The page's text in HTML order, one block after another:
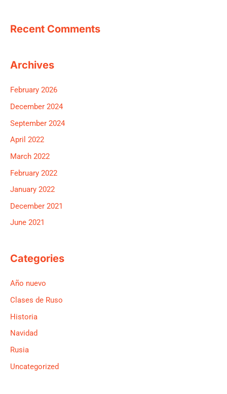
Recent Comments
Archives
February 2026
December 2024
September 2024
April 2022
March 2022
February 2022
January 2022
December 2021
June 2021
Categories
Año nuevo
Clases de Ruso
Historia
Navidad
Rusia
Uncategorized